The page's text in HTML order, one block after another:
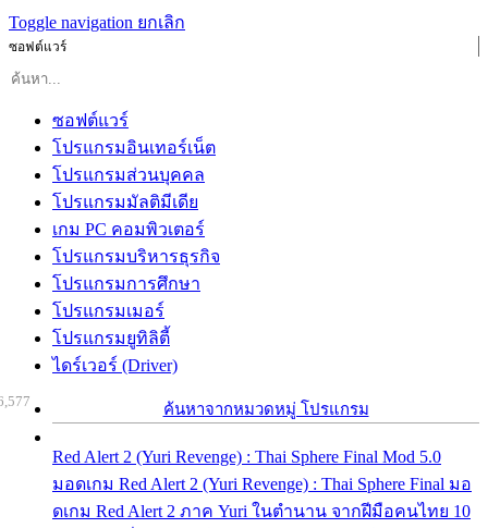
Toggle navigation ยกเลิก
ซอฟต์แวร์
ซอฟต์แวร์
โปรแกรมอินเทอร์เน็ต
โปรแกรมส่วนบุคคล
โปรแกรมมัลติมีเดีย
เกม PC คอมพิวเตอร์
โปรแกรมบริหารธุรกิจ
โปรแกรมการศึกษา
โปรแกรมเมอร์
โปรแกรมยูทิลิตี้
ไดร์เวอร์ (Driver)
ค้นหาจากหมวดหมู่ โปรแกรม
Red Alert 2 (Yuri Revenge) : Thai Sphere Final Mod 5.0
มอดเกม Red Alert 2 (Yuri Revenge) : Thai Sphere Final มอ
ดเกม Red Alert 2 ภาค Yuri ในตำนาน จากฝีมือคนไทย 10